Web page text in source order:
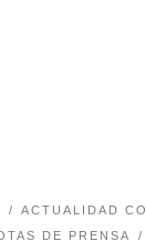
ACTUALIDAD
DE PRENSA